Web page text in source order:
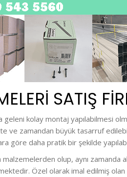
SATIŞ
geleni kolay montaj yapılabilmesi
ve zamandan büyük tasarruf
göre daha pratik bir şekilde
olup, aynı zamanda
Özel olarak imal edilmiş olan